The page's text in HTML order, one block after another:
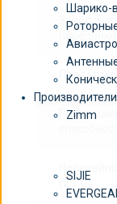
Шарико-
Производители
Zimm
SIJIE
Защита от
Предел
(25°C)